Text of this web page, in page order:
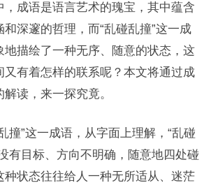
，成语是语言艺术的瑰宝，其中蕴含
深邃的哲理，而“乱碰乱撞”这一成
地描绘了一种无序、随意的状态，这
又有着怎样的联系呢？本文将通过成
读，来一探究竟。
撞”这一成语，从字面上理解，“乱碰
有目标、方向不明确，随意地四处碰
种状态往往给人一种无所适从、迷茫